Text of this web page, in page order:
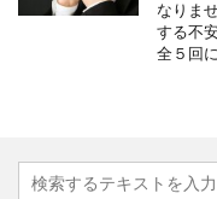
なりま
する不
全５回